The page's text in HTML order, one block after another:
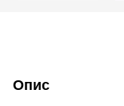
Опис